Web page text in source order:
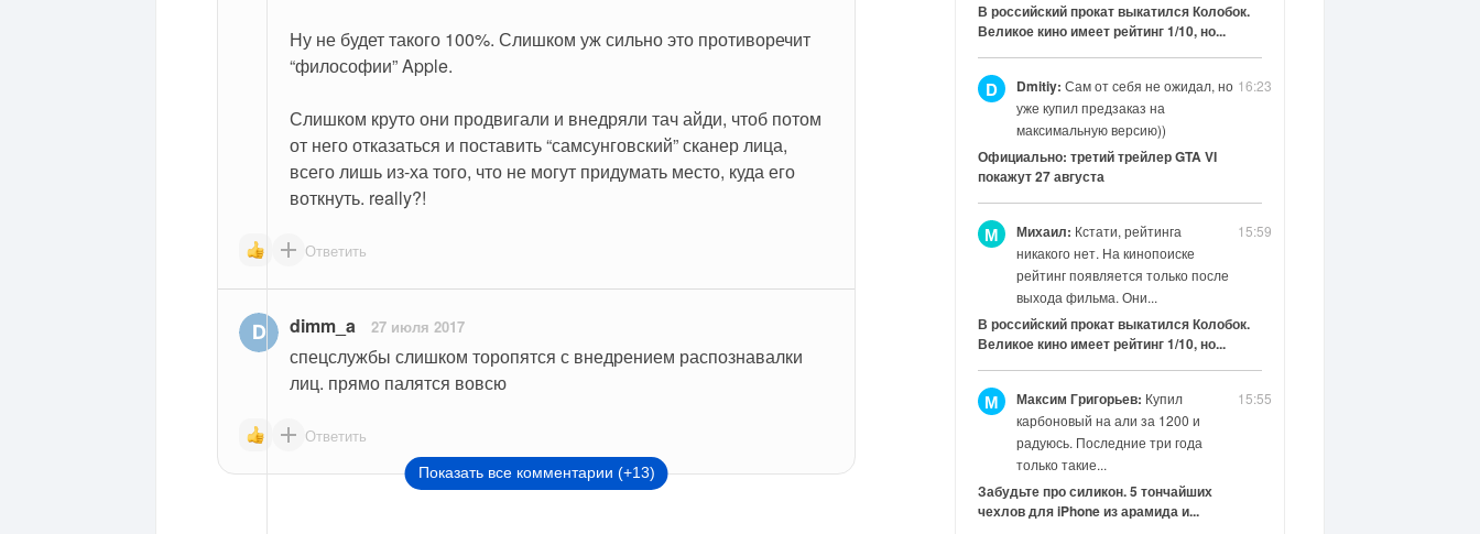
Ну не будет такого 100%. Слишком уж сильно это противоречит
“философии” Apple.
Слишком круто они продвигали и внедряли тач айди, чтоб потом
от него отказаться и поставить “самсунговский” сканер лица,
всего лишь из-ха того, что не могут придумать место, куда его
воткнуть. really?!
Ответить
dimm_a 27 июля 2017
спецслужбы слишком торопятся с внедрением распознавалки
лиц. прямо палятся вовсю
Ответить
Показать все комментарии (+13)
В российский прокат выкатился Колобок.
Великое кино имеет рейтинг 1/10, но...
16:23
D Dmitiy: Сам от себя не ожидал, но
уже купил предзаказ на
максимальную версию))
Официально: третий трейлер GTA VI
покажут 27 августа
15:59
М Михаил: Кстати, рейтинга
никакого нет. На кинопоиске
рейтинг появляется только после
выхода фильма. Они...
В российский прокат выкатился Колобок.
Великое кино имеет рейтинг 1/10, но...
15:55
М Максим Григорьев: Купил
карбоновый на али за 1200 и
радуюсь. Последние три года
только такие...
Забудьте про силикон. 5 тончайших
чехлов для iPhone из арамида и...